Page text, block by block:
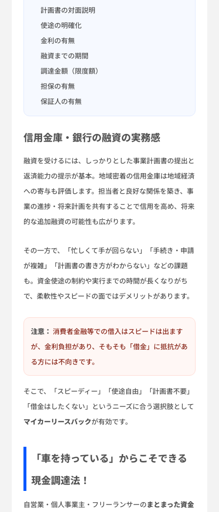
計画書の対面説明
使途の明確化
金利の有無
融資までの期間
調達金額（限度額）
担保の有無
保証人の有無
信用金庫・銀行の融資の実務感
融資を受けるには、しっかりとした事業計画書の提出と
返済能力の提示が基本。地域密着の信用金庫は地域経済
への寄与も評価します。担当者と良好な関係を築き、事
業の進捗・将来計画を共有することで信用を高め、将来
的な追加融資の可能性も広がります。
その一方で、「忙しくて手が回らない」「手続き・申請
が複雑」「計画書の書き方がわからない」などの課題
も。資金使途の制約や実行までの時間が長くなりがち
で、柔軟性やスピードの面ではデメリットがあります。
注意： 消費者金融等での借入はスピードは出ます
が、金利負担があり、そもそも「借金」に抵抗があ
る方には不向きです。
そこで、「スピーディー」「使途自由」「計画書不要」
「借金はしたくない」というニーズに合う選択肢として
マイカーリースバックが有効です。
「車を持っている」からこそできる
現金調達法！
自営業・個人事業主・フリーランサーのまとまった資金